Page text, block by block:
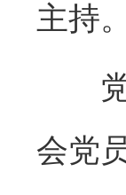
主持
党
会党